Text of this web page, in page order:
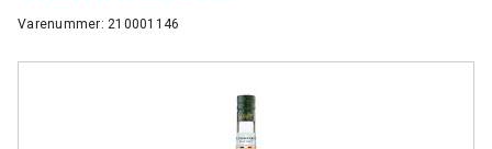
Varenummer: 210001146